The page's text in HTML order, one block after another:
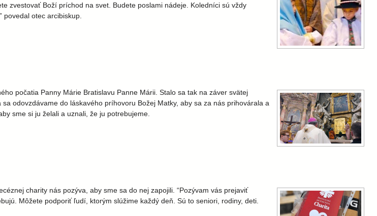
zvestovať Boží príchod na svet. Budete poslami nádeje. Koledníci sú vždy
otec arcibiskup.
počatia Panny Márie Bratislavu Panne Márii. Stalo sa tak na záver svätej
odovzdávame do láskavého príhovoru Božej Matky, aby sa za nás prihovárala a
sme si ju želali a uznali, že ju potrebujeme.
charity nás pozýva, aby sme sa do nej zapojili. “Pozývam vás prejaviť
Môžete podporiť ľudí, ktorým slúžime každý deň. Sú to seniori, rodiny, deti.